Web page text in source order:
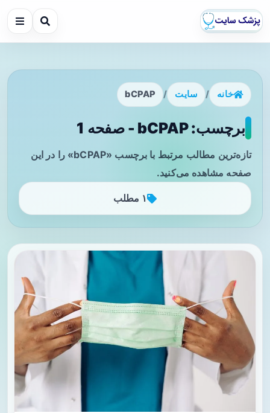
خانه / سایت /
bCPAP
برچسب: bCPAP - صفحه 1
تازه‌ترین مطالب مرتبط با برچسب «bCPAP» را در این
صفحه مشاهده می‌کنید.
۱ مطلب